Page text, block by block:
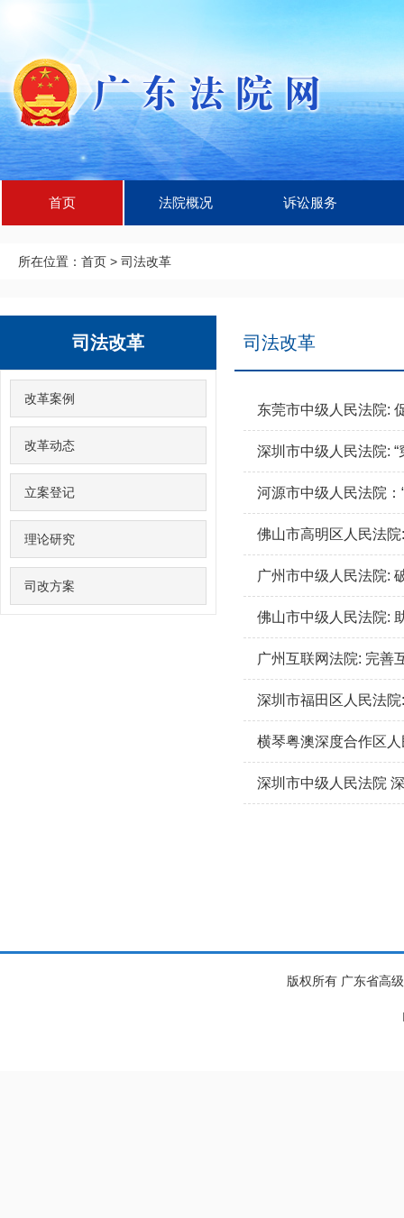
首页 法院概况 诉讼服务
所在位置： 首页 > 司法改革
司法改革
改革案例
改革动态
立案登记
理论研究
司改方案
司法改革
东莞市中级人民法院:
深圳市中级人民法院:
河源市中级人民法院
佛山市高明区人民法院
广州市中级人民法院:
佛山市中级人民法院:
广州互联网法院: 完善
深圳市福田区人民法
横琴粤澳深度合作区
版权所有 广东省高